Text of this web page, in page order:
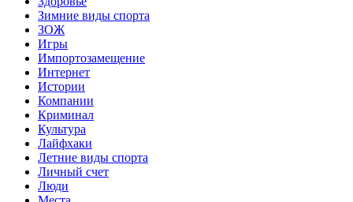
Зимние виды спорта
ЗОЖ
Игры
Импортозамещение
Интернет
Истории
Компании
Криминал
Культура
Лайфхаки
Летние виды спорта
Личный счет
Люди